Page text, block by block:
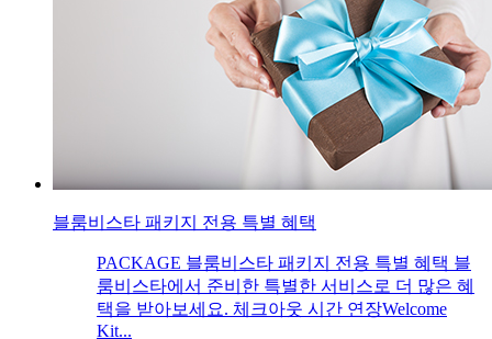
블룸비스타 패키지 전용 특별 혜택
PACKAGE 블룸비스타 패키지 전용 특별 혜택 블
룸비스타에서 준비한 특별한 서비스로 더 많은 혜
택을 받아보세요. 체크아웃 시간 연장Welcome
Kit...